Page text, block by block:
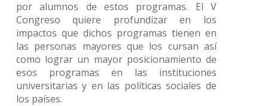
por alumnos de estos programas. El V
Congreso quiere profundizar en los
impactos que dichos programas tienen en
las personas mayores que los cursan así
como lograr un mayor posicionamiento de
esos programas en las instituciones
universitarias y en las políticas sociales de
los países.